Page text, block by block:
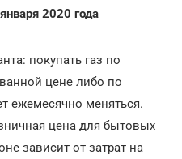
2020 года
покупать газ по
цене либо по
ежемесячно меняться.
цена для бытовых
зависит от затрат на